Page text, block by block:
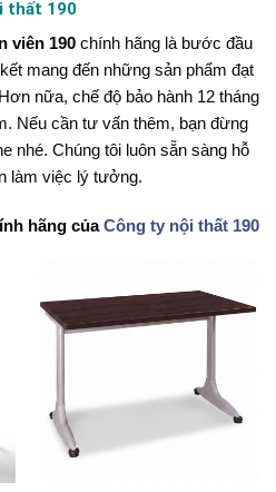
thất 190
viên 190 chính hãng là bước đầu
mang đến những sản phẩm đạt
nữa, chế độ bảo hành 12 tháng
Nếu cần tư vấn thêm, bạn đừng
nhé. Chúng tôi luôn sẵn sàng hỗ
làm việc lý tưởng.
hãng củaCông ty nội thất 190